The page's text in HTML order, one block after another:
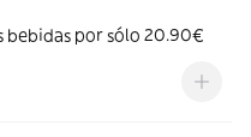
bebidas por sólo 20.90€